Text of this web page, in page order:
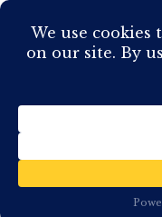
Skip
content